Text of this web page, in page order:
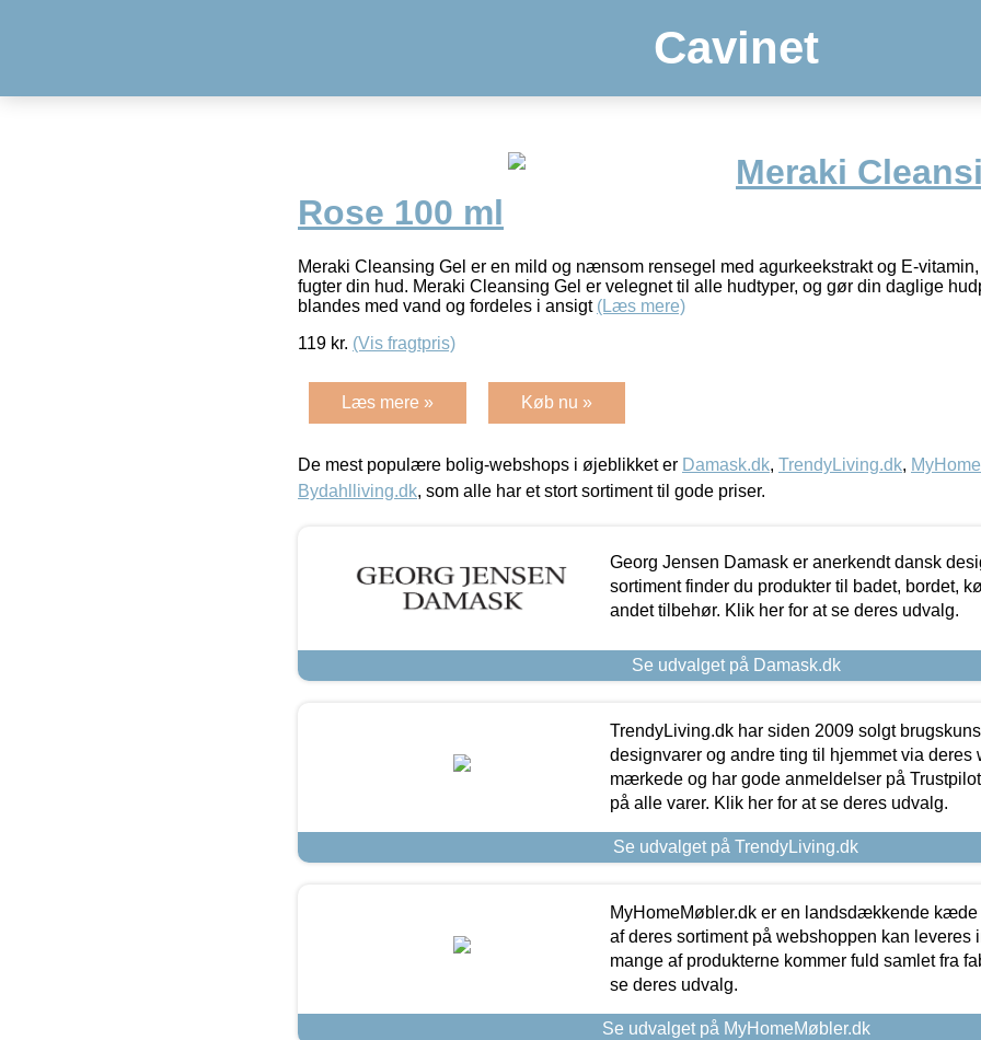
Cavinet
Meraki
Rose 100 ml
Meraki Cleansing Gel er en mild og nænsom rensegel med agurkeekstrakt og E-
fugter din hud. Meraki Cleansing Gel er velegnet til alle hudtyper, og gør din daglige
blandes med vand og fordeles i ansigt (Læs mere)
119 kr. (Vis fragtpris)
Læs mere » Køb nu »
De mest populære bolig-webshops i øjeblikket er Damask.dk, TrendyLiving.dk,
Bydahlliving.dk, som alle har et stort sortiment til gode priser.
Georg Jensen Damask er anerkendt dansk
sortiment finder du produkter til badet, bordet,
andet tilbehør. Klik her for at se deres udvalg.
Se udvalget på Damask.dk
TrendyLiving.dk har siden 2009 solgt
designvarer og andre ting til hjemmet via deres
mærkede og har gode anmeldelser på
på alle varer. Klik her for at se deres udvalg.
Se udvalget på TrendyLiving.dk
MyHomeMøbler.dk er en landsdækkende kæde
af deres sortiment på webshoppen kan leveres
mange af produkterne kommer fuld samlet fra
se deres udvalg.
Se udvalget på MyHomeMøbler.dk